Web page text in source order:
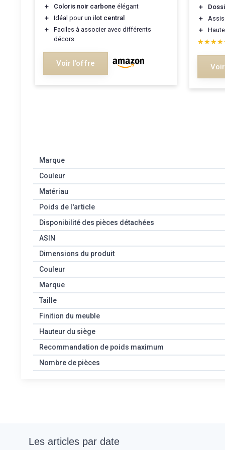
＋ Coloris noir carbone élégant
＋
Idéal pour un ilot central
＋
Faciles à associer avec différents
décors
Voir l'offre
＋
＋
＋
Marque
Couleur
Matériau
Poids de l'article
Disponibilité des pièces détachées
ASIN
Dimensions du produit
Couleur
Marque
Taille
Finition du meuble
Hauteur du siège
Recommandation de poids maximum
Nombre de pièces
Les articles par date